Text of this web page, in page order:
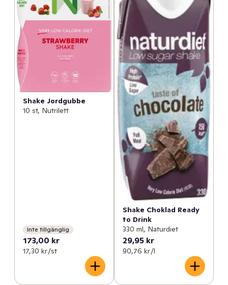
Shake Jordgubbe
10 st, Nutrilett
Inte tillgänglig
173,00 kr
17,30 kr /st
Shake Choklad Ready
to Drink
330 ml, Naturdiet
29,95 kr
90,76 kr /l